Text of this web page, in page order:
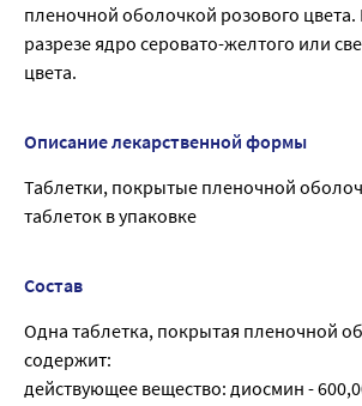
пленочной оболочкой розового
разрезе ядро серовато-желтого или
цвета.
Описание лекарственной формы
Таблетки, покрытые пленочной
таблеток в упаковке
Состав
Одна таблетка, покрытая пленочной
содержит:
действующее вещество: диосмин -